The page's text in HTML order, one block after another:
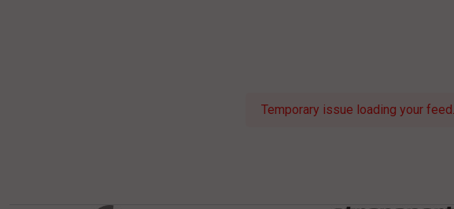
Temporary issue loading your